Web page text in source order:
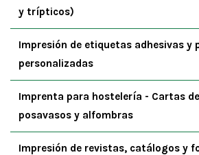
y trípticos)
Impresión de etiquetas adhesivas y
personalizadas
Imprenta para hostelería - Cartas
posavasos y alfombras
Impresión de revistas, catálogos y